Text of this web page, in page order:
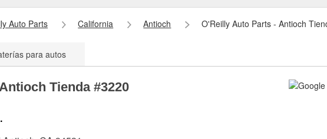
Auto Parts California Antioch O'Reilly Auto Parts - Antioch
para autos
Tienda #3220